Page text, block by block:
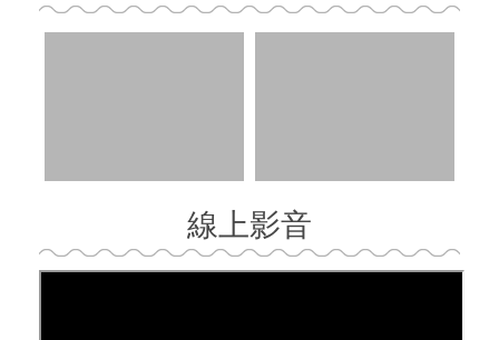
線上影音